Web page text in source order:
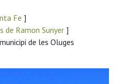
Fe ]
de Ramon Sunyer ]
de les Oluges